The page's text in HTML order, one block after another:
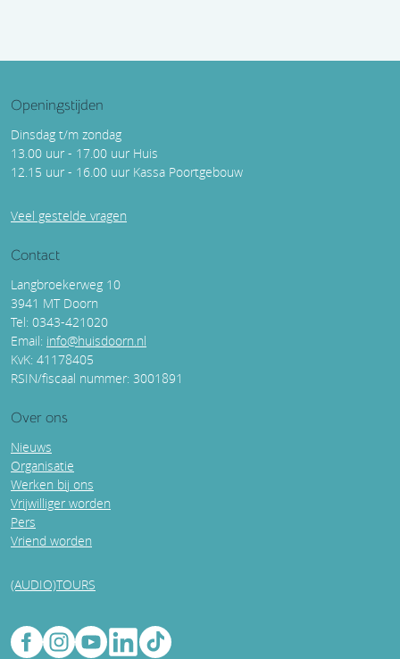
Openingstijden
Dinsdag t/m zondag
13.00 uur - 17.00 uur Huis
12.15 uur - 16.00 uur Kassa Poortgebouw
Veel gestelde vragen
Contact
Langbroekerweg 10
3941 MT Doorn
Tel: 0343-421020
Email: info@huisdoorn.nl
KvK: 41178405
RSIN/fiscaal nummer: 3001891
Over ons
Nieuws
Organisatie
Werken bij ons
Vrijwilliger worden
Pers
Vriend worden
(AUDIO)TOURS